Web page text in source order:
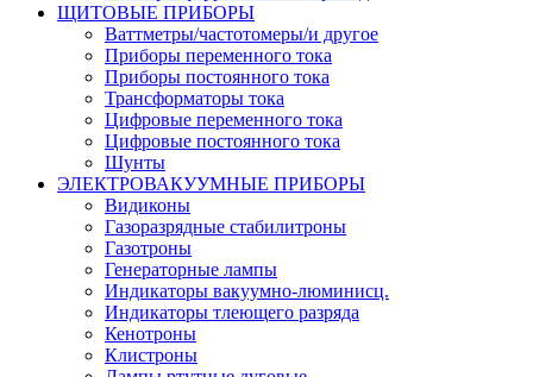
ЩИТОВЫЕ ПРИБОРЫ
Ваттметры/частотомеры/и другое
Приборы переменного тока
Приборы постоянного тока
Трансформаторы тока
Цифровые переменного тока
Цифровые постоянного тока
Шунты
ЭЛЕКТРОВАКУУМНЫЕ ПРИБОРЫ
Видиконы
Газоразрядные стабилитроны
Газотроны
Генераторные лампы
Индикаторы вакуумно-люминисц.
Индикаторы тлеющего разряда
Кенотроны
Клистроны